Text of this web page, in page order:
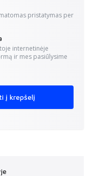
pristatymas per
internetinėje
ir mes pasiūlysime
į krepšelį